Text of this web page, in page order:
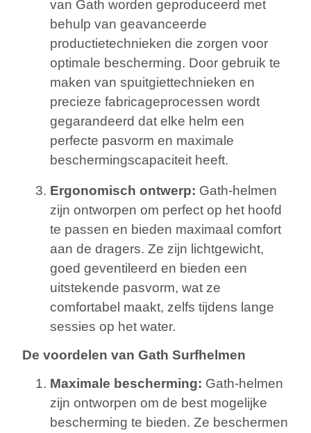
van Gath worden geproduceerd met
behulp van geavanceerde
productietechnieken die zorgen voor
optimale bescherming. Door gebruik te
maken van spuitgiettechnieken en
precieze fabricageprocessen wordt
gegarandeerd dat elke helm een
perfecte pasvorm en maximale
beschermingscapaciteit heeft.
Ergonomisch ontwerp: Gath-helmen
zijn ontworpen om perfect op het hoofd
te passen en bieden maximaal comfort
aan de dragers. Ze zijn lichtgewicht,
goed geventileerd en bieden een
uitstekende pasvorm, wat ze
comfortabel maakt, zelfs tijdens lange
sessies op het water.
De voordelen van Gath Surfhelmen
Maximale bescherming: Gath-helmen
zijn ontworpen om de best mogelijke
bescherming te bieden. Ze beschermen